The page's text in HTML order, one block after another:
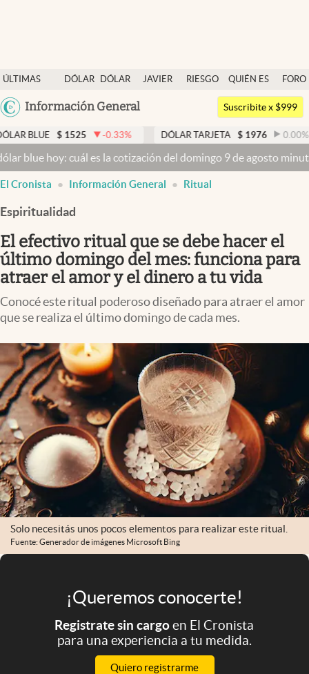
ÚLTIMAS
NOTICIAS
DÓLAR
DÓLAR
JAVIER
RIESGO
QUIÉN ES
QUIÉN
FORO
Argentina
México
Información General
Dólar
Members
Economía y Política
Finanzas y Mercados
Mercados Online
Negocios
Columnistas
Otras secciones
Infotechnology
Clase
Clima
Mundial 2026
Eventos Corporativos
El Cronista Studio
Mediakit
abre en nueva pestaña
Argentina
Suscribite x $999
$ 1525 -0.33% DÓLAR TARJETA $ 1976 0.00%
cuál es la cotización del domingo 9 de agosto minuto a minuto
El Cronista Información General Ritual
Espiritualidad
El efectivo ritual que se debe hacer el
último domingo del mes: funciona para
atraer el amor y el dinero a tu vida
Conocé este ritual poderoso diseñado para atraer el amor
que se realiza el último domingo de cada mes.
Solo necesitás unos pocos elementos para realizar este ritual.
Fuente: Generador de imágenes Microsoft Bing
¡Queremos conocerte!
Registrate sin cargoen El Cronista
para una experiencia a tu medida.
Quiero registrarme